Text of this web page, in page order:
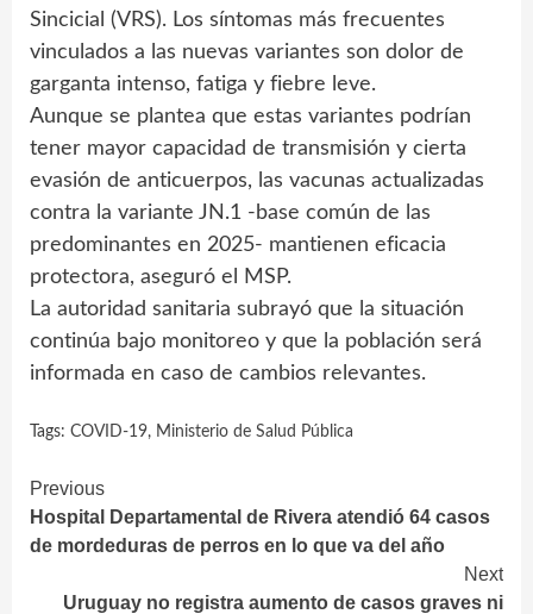
Sincicial (VRS). Los síntomas más frecuentes
vinculados a las nuevas variantes son dolor de
garganta intenso, fatiga y fiebre leve.
Aunque se plantea que estas variantes podrían
tener mayor capacidad de transmisión y cierta
evasión de anticuerpos, las vacunas actualizadas
contra la variante JN.1 -base común de las
predominantes en 2025- mantienen eficacia
protectora, aseguró el MSP.
La autoridad sanitaria subrayó que la situación
continúa bajo monitoreo y que la población será
informada en caso de cambios relevantes.
Tags: COVID-19, Ministerio de Salud Pública
Continue
Reading
Previous
Hospital Departamental de Rivera atendió 64 casos
de mordeduras de perros en lo que va del año
Next
Uruguay no registra aumento de casos graves ni